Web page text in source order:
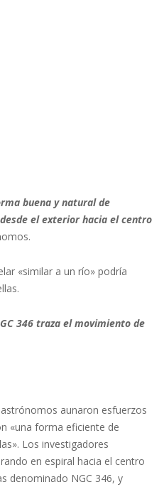
buena y natural de
el exterior hacia el centro
«similar a un río» podría
346 traza el movimiento de
aunaron esfuerzos
«una forma eficiente de
Los investigadores
en espiral hacia el centro
denominado NGC 346, y